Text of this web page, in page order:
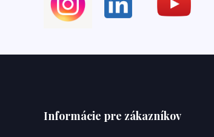
Informácie pre zákazníkov